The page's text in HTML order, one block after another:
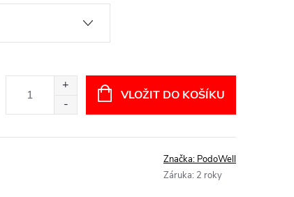
VLOŽIT DO KOŠÍKU
Značka: PodoWell
Záruka: 2 roky